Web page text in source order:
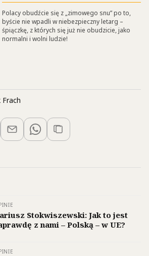
Polacy obudźcie się z „zimowego snu” po to,
byście nie wpadli w niebezpieczny letarg –
śpiączkę, z których się już nie obudzicie, jako
normalni i wolni ludzie!
Frach
Stokwiszewski: Jak to jest
z nami – Polską – w UE?